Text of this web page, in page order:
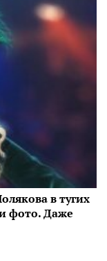
в тугих
фото. Даже